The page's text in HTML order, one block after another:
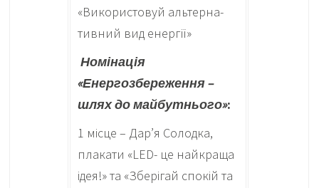
«Використовуй альтерна-
тивний вид енергії»
Номінація
«Енергозбереження –
шлях до майбутнього»:
1 місце – Дар’я Солодка,
плакати «LED- це найкраща
ідея!» та «Зберігай спокій та